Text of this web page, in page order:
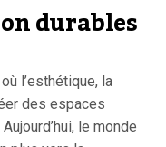
durables
l’esthétique, la
des espaces
le monde